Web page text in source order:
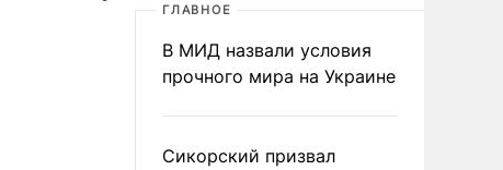
ГЛАВНОЕ
В МИД назвали условия
прочного мира на Украине
Сикорский призвал